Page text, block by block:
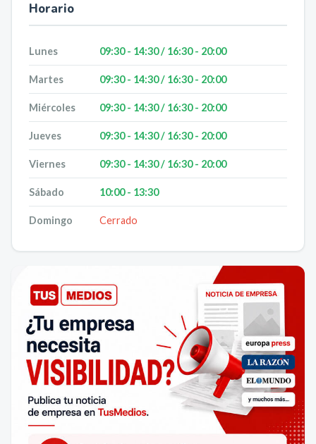
Horario
Lunes 09:30 - 14:30 / 16:30 - 20:00
Martes 09:30 - 14:30 / 16:30 - 20:00
Miércoles 09:30 - 14:30 / 16:30 - 20:00
Jueves 09:30 - 14:30 / 16:30 - 20:00
Viernes 09:30 - 14:30 / 16:30 - 20:00
Sábado 10:00 - 13:30
Domingo Cerrado